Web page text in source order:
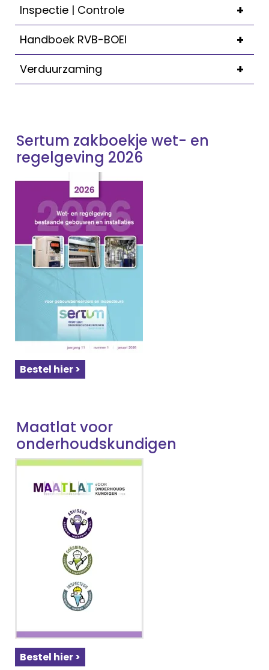
+
Inspectie | Controle
+
Handboek RVB-BOEI
+
Verduurzaming
Sertum zakboekje wet- en
regelgeving 2026
Bestel hier >
Maatlat voor
onderhoudskundigen
Bestel hier >